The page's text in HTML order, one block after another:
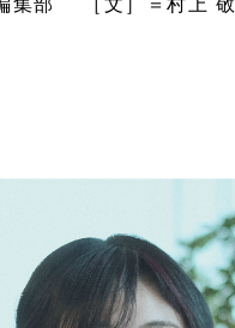
編集部 ［文］＝村上